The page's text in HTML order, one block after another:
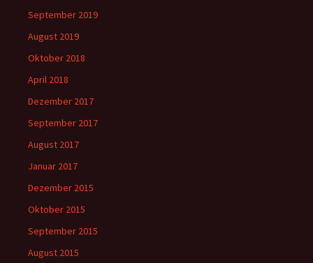
September 2019
August 2019
Oktober 2018
April 2018
Dezember 2017
September 2017
August 2017
Januar 2017
Dezember 2015
Oktober 2015
September 2015
August 2015